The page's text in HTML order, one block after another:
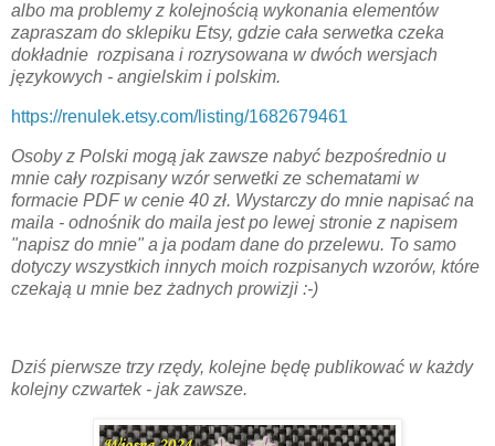
albo ma problemy z kolejnością wykonania elementów
zapraszam do sklepiku Etsy, gdzie cała serwetka czeka
dokładnie rozpisana i rozrysowana w dwóch wersjach
językowych - angielskim i polskim.
https://renulek.etsy.com/listing/1682679461
Osoby z Polski mogą jak zawsze nabyć bezpośrednio u
mnie cały rozpisany wzór serwetki ze schematami w
formacie PDF w cenie 40 zł. Wystarczy do mnie napisać na
maila - odnośnik do maila jest po lewej stronie z napisem
"napisz do mnie" a ja podam dane do przelewu. To samo
dotyczy wszystkich innych moich rozpisanych wzorów, które
czekają u mnie bez żadnych prowizji :-)
Dziś pierwsze trzy rzędy, kolejne będę publikować w każdy
kolejny czwartek - jak zawsze.